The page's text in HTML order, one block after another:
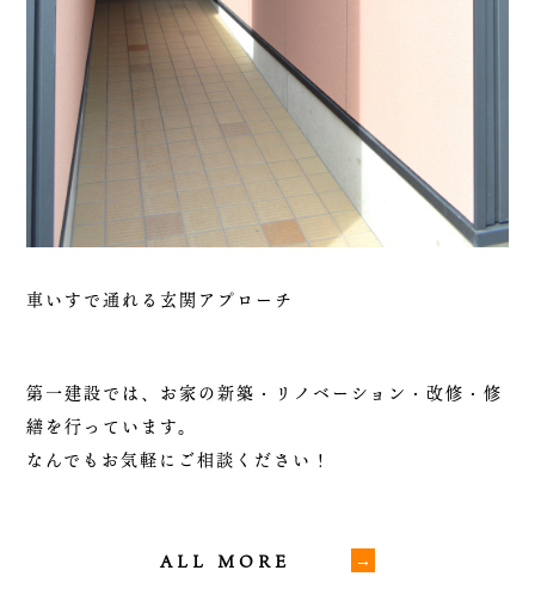
車いすで通れる玄関アプローチ
第一建設では、お家の新築・リノベーション・改修・修
繕を行っています。
なんでもお気軽にご相談ください！
ALL MORE